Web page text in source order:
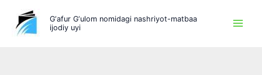
content
G‘afur G‘ulom nomidagi nashriyot-matbaa
ijodiy uyi